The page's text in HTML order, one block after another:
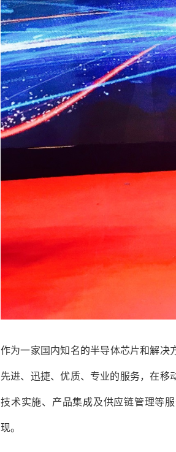
作为一家国内知名的半导体芯片和解决
先进、迅捷、优质、专业的服务，在移
技术实施、产品集成及供应链管理等
现。